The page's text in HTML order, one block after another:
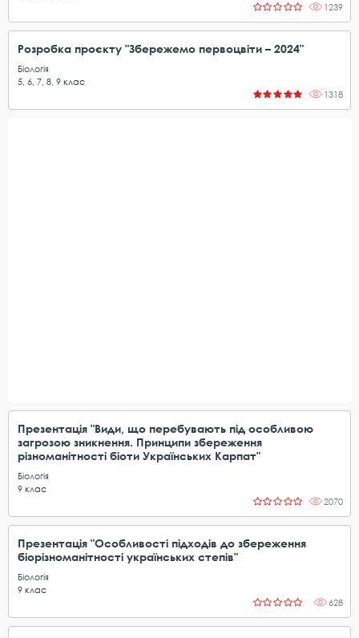
1239
Розробка проєкту "Збережемо первоцвіти – 2024"
Біологія
5 6 7 8 9 клас
1318
Презентація "Види, що перебувають під особливою
загрозою зникнення. Принципи збереження
різноманітності біоти Українських Карпат"
Біологія
9 клас
2070
Презентація "Особливості підходів до збереження
біорізноманітності українських степів"
Біологія
9 клас
628